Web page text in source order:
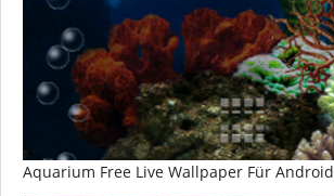
Aquarium Free Live Wallpaper Für Android